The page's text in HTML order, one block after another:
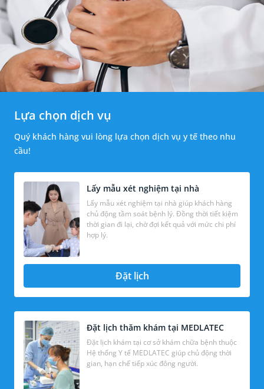
Lựa chọn dịch vụ
Quý khách hàng vui lòng lựa chọn dịch vụ y tế theo nhu
cầu!
Lấy mẫu xét nghiệm tại nhà
Lấy mẫu xét nghiệm tại nhà giúp khách hàng
chủ động tầm soát bệnh lý. Đồng thời tiết kiệm
thời gian đi lại, chờ đợi kết quả với mức chi phí
hợp lý.
Đặt lịch
Đặt lịch thăm khám tại MEDLATEC
Đặt lịch khám tại cơ sở khám chữa bệnh thuộc
Hệ thống Y tế MEDLATEC giúp chủ động thời
gian, hạn chế tiếp xúc đông người.